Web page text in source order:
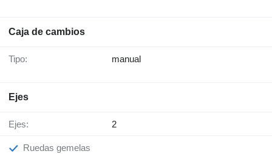
Caja de cambios
Tipo: manual
Ejes
Ejes: 2
Ruedas gemelas